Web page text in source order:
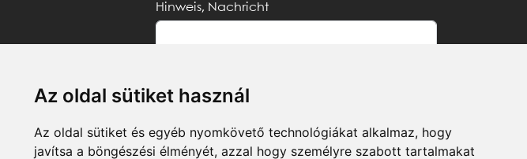
Az oldal sütiket használ
Az oldal sütiket és egyéb nyomkövető technológiákat alkalmaz, hogy
javítsa a böngészési élményét, azzal hogy személyre szabott tartalmakat
Hinweis, Nachricht